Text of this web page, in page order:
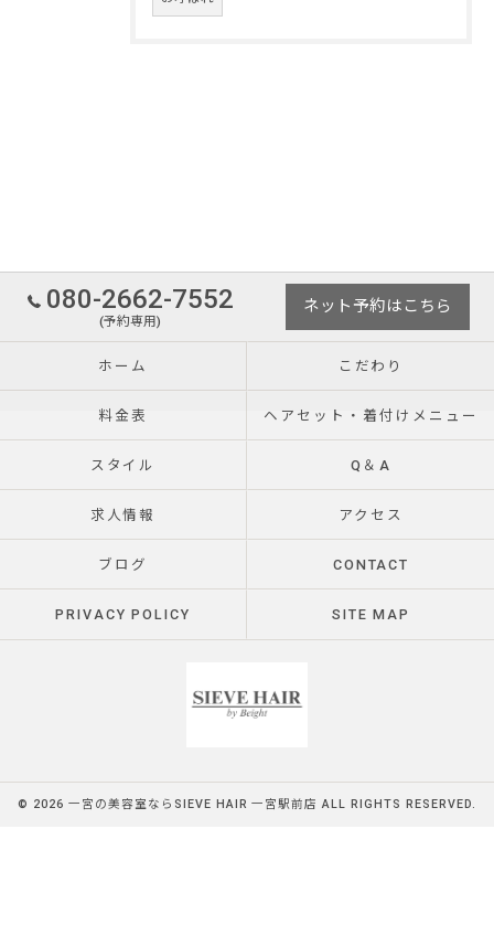
080-2662-7552
(予約専用)
ネット予約はこちら
ホーム こだわり
料金表 ヘアセット・着付けメニュー
スタイル Q＆A
求人情報 アクセス
ブログ CONTACT
PRIVACY POLICY SITE MAP
© 2026 一宮の美容室ならSIEVE HAIR 一宮駅前店 ALL RIGHTS RESERVED.